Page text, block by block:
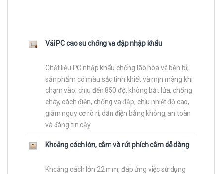
Vải PC cao su chống va đập nhập khẩu
Chất liệu PC nhập khẩu chống lão hóa và bền bỉ;
sản phẩm có màu sắc tinh khiết và mịn màng khi
chạm vào; chịu đến 850 độ, không bắt lửa, chống
cháy, cách điện, chống va đập, chịu nhiệt độ cao,
giảm nguy cơ rò rỉ, dẫn điện bằng không, an toàn
và đáng tin cậy.
Khoảng cách lớn, cắm và rút phích cắm dễ dàng
Khoảng cách lớn 22 mm, đáp ứng việc sử dụng